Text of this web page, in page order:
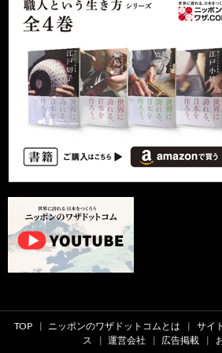
TOP ニッポンのワザドットコムとは サイ
ス
運営会社 広告掲載